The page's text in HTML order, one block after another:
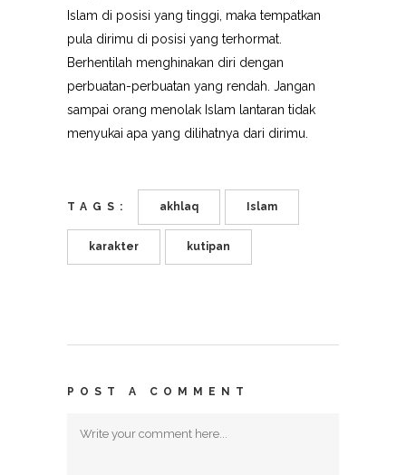
Islam di posisi yang tinggi, maka tempatkan
pula dirimu di posisi yang terhormat.
Berhentilah menghinakan diri dengan
perbuatan-perbuatan yang rendah. Jangan
sampai orang menolak Islam lantaran tidak
menyukai apa yang dilihatnya dari dirimu.
TAGS: akhlaq Islam
karakter kutipan
POST A COMMENT